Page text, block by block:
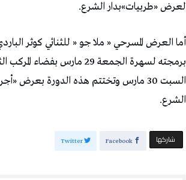
لعرض «طربيات»بدار الشرع.
أما العرض المسرحي « ملا جو « للثنائي كوثر
برمجته لسهرة الجمعة 29
الشرع.
‫‫ شاركها‬ Facebook
Twitter